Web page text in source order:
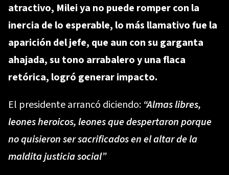
atractivo, Milei ya no puede romper con la
inercia de lo esperable, lo más llamativo fue la
aparición del jefe, que aun con su garganta
ahajada, su tono arrabalero y una flaca
retórica, logró generar impacto.
El presidente arrancó diciendo: “Almas libres,
leones heroicos, leones que despertaron porque
no quisieron ser sacrificados en el altar de la
maldita justicia social”